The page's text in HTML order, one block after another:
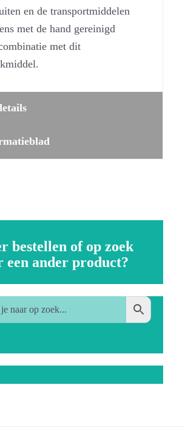
en de transportmiddelen
met de hand gereinigd
met dit
bestellen of op zoek
een ander product?